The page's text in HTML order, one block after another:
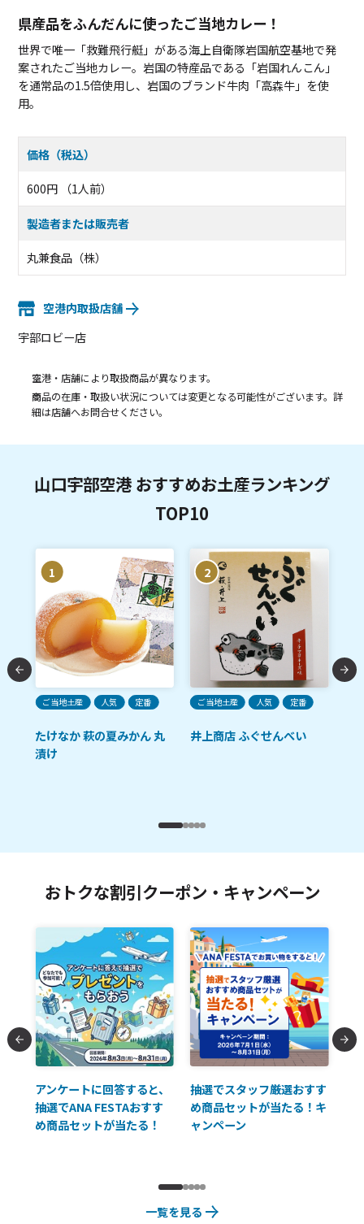
県産品をふんだんに使ったご当地カレー！
世界で唯一「救難飛行艇」がある海上自衛隊岩国航空基地で発
案されたご当地カレー。岩国の特産品である「岩国れんこん」
を通常品の1.5倍使用し、岩国のブランド牛肉「高森牛」を使
用。
価格（税込）
600円 （1人前）
製造者または販売者
丸兼食品（株）
空港内取扱店舗
宇部ロビー店
空港・店舗により取扱商品が異なります。
商品の在庫・取扱い状況については変更となる可能性がございます。詳
細は店舗へお問合せください。
山口宇部空港 おすすめお土産ランキング
TOP10
1
ご当地土産 人気 定番
たけなか 萩の夏みかん 丸
漬け
2
ご当地土産 人気 定番
井上商店 ふぐせんべい
おトクな割引クーポン・キャンペーン
アンケートに回答すると、
抽選でANA FESTAおすす
め商品セットが当たる！
抽選でスタッフ厳選おすす
め商品セットが当たる！キ
ャンペーン
一覧を見る